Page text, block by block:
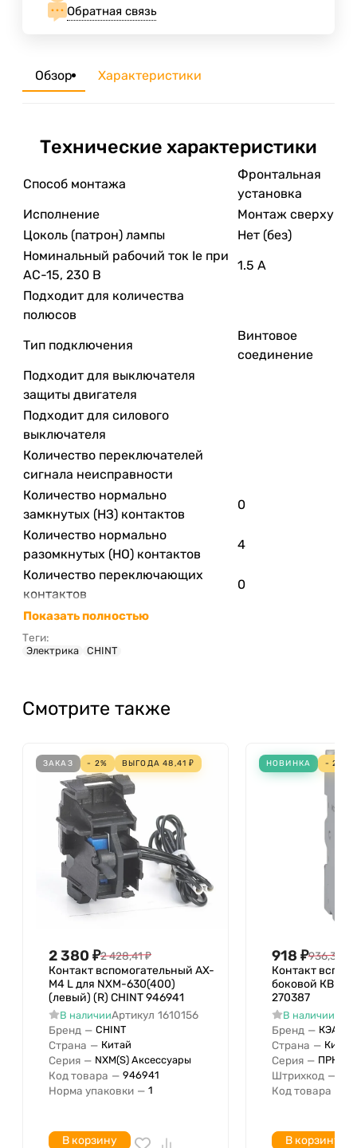
Обратная связь
Обзор Характеристики
Технические характеристики
Способ монтажа
Фронтальная
установка
Исполнение
Монтаж сверху
Цоколь (патрон) лампы
Нет (без)
Номинальный рабочий ток Ie при
AC-15, 230 В
1.5 А
Подходит для количества
полюсов
Тип подключения
Винтовое
соединение
Подходит для выключателя
защиты двигателя
Подходит для силового
выключателя
Количество переключателей
сигнала неисправности
Количество нормально
замкнутых (НЗ) контактов
0
Количество нормально
разомкнутых (НО) контактов
4
Количество переключающих
контактов
0
Показать полностью
Теги:
Электрика CHINT
Смотрите также
ЗАКАЗ - 2% ВЫГОДА48,41 ₽
2 380 ₽2 428,41₽
Контакт вспомогательный AX-
M4 L для NXM-630(400)
(левый) (R) CHINT 946941
В наличииАртикул 1610156
Бренд — CHINT
Страна — Китай
Серия — NXM(S) Аксессуары
Код товара — 946941
Норма упаковки — 1
В корзину
НОВИНКА - 2%
918 ₽936,35
Контакт
боковой
270387
В наличии
Бренд — КЭАЗ
Страна — Китай
Серия — ПРК
Штрихкод —
Код товара
В корзину